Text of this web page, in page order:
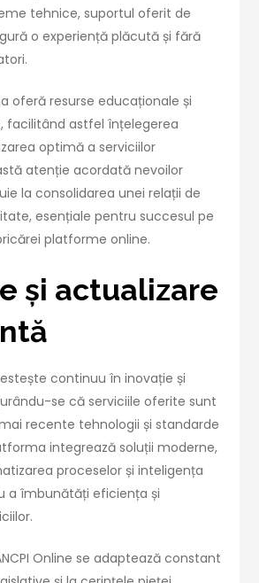
tehnice, suportul oferit de
o experiență plăcută și fără
oferă resurse educaționale și
facilitând astfel înțelegerea
optimă a serviciilor
atenție acordată nevoilor
la consolidarea unei relații de
esențiale pentru succesul pe
platforme online.
și actualizare
continuu în inovație și
se că serviciile oferite sunt
recente tehnologii și standarde
integrează soluții moderne,
proceselor și inteligența
a îmbunătăți eficiența și
Online se adaptează constant